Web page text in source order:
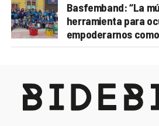
Basfemband: “La
herramienta para
empoderarnos